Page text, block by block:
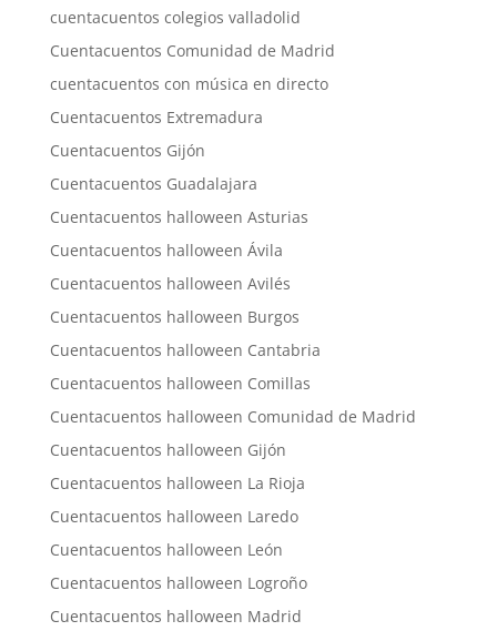
cuentacuentos colegios valladolid
Cuentacuentos Comunidad de Madrid
cuentacuentos con música en directo
Cuentacuentos Extremadura
Cuentacuentos Gijón
Cuentacuentos Guadalajara
Cuentacuentos halloween Asturias
Cuentacuentos halloween Ávila
Cuentacuentos halloween Avilés
Cuentacuentos halloween Burgos
Cuentacuentos halloween Cantabria
Cuentacuentos halloween Comillas
Cuentacuentos halloween Comunidad de Madrid
Cuentacuentos halloween Gijón
Cuentacuentos halloween La Rioja
Cuentacuentos halloween Laredo
Cuentacuentos halloween León
Cuentacuentos halloween Logroño
Cuentacuentos halloween Madrid